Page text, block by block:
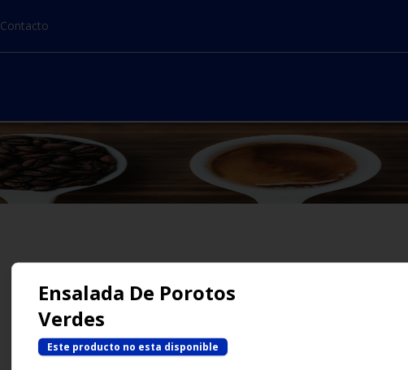
Contacto
No hay productos en el menú
Ensalada De Porotos
Verdes
Este producto no esta disponible